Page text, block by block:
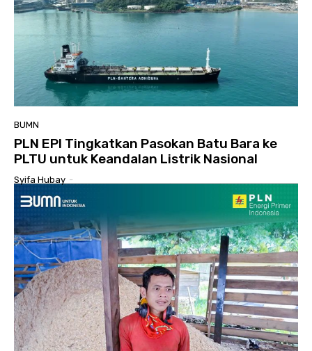
BUMN
PLN EPI Tingkatkan Pasokan Batu Bara ke
PLTU untuk Keandalan Listrik Nasional
Syifa Hubay -